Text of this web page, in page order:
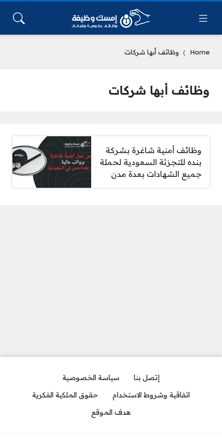
Home وظائف أبها شركات
وظائف أبها شركات
وظائف أمنية شاغرة بشركة
بنده للتجزئة السعودية لحملة
جميع الشهادات بعدة مدن
إتصل بنا
سياسة الخصوصية
اتفاقية وشروط الاستخدام
حقوق الملكية الفكرية
هدف الموقع